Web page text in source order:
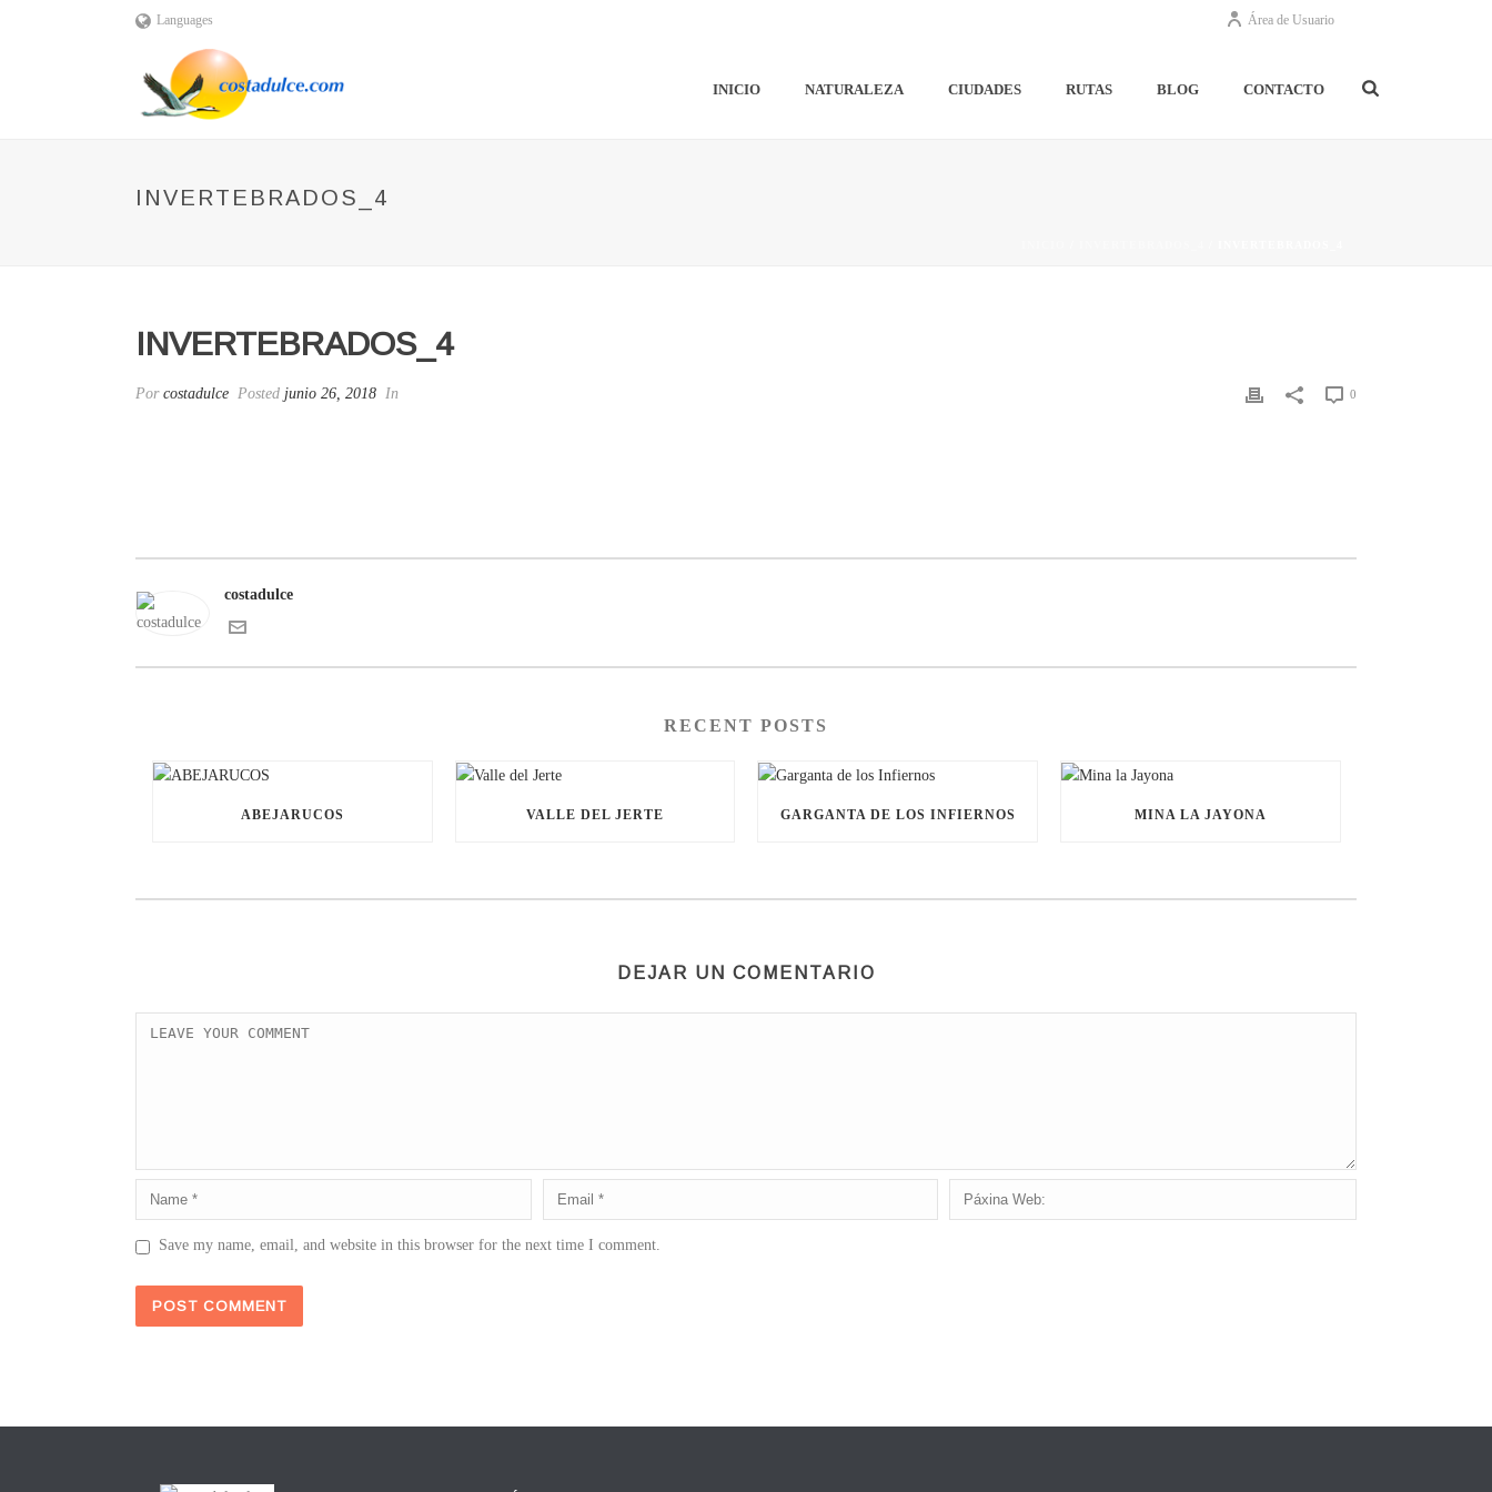
Languages Área de Usuario
INICIO NATURALEZA CIUDADES RUTAS BLOG CONTACTO
INVERTEBRADOS_4
INVERTEBRADOS_4
Por costadulce Posted junio 26, 2018 In 0
costadulce
RECENT POSTS
ABEJARUCOS VALLE DEL JERTE GARGANTA DE LOS INFIERNOS MINA LA JAYONA
DEJAR UN COMENTARIO
Save my name, email, and website in this browser for the next time I comment.